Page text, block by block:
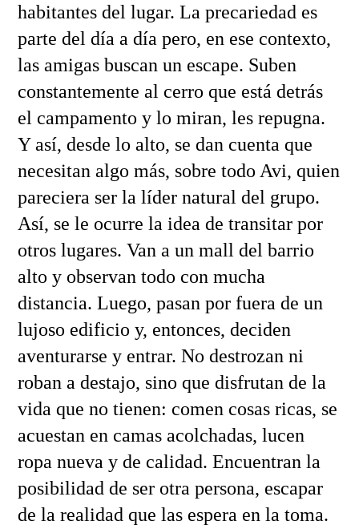
habitantes del lugar. La precariedad es
parte del día a día pero, en ese contexto,
las amigas buscan un escape. Suben
constantemente al cerro que está detrás
el campamento y lo miran, les repugna.
Y así, desde lo alto, se dan cuenta que
necesitan algo más, sobre todo Avi, quien
pareciera ser la líder natural del grupo.
Así, se le ocurre la idea de transitar por
otros lugares. Van a un mall del barrio
alto y observan todo con mucha
distancia. Luego, pasan por fuera de un
lujoso edificio y, entonces, deciden
aventurarse y entrar. No destrozan ni
roban a destajo, sino que disfrutan de la
vida que no tienen: comen cosas ricas, se
acuestan en camas acolchadas, lucen
ropa nueva y de calidad. Encuentran la
posibilidad de ser otra persona, escapar
de la realidad que las espera en la toma.